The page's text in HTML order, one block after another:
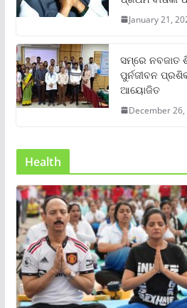
January 21,
ସମ୍‌ରେ ନବଜାତ
ପୁର୍ନଜୀବନ
ଆୟୋଜିତ
December 26,
Health